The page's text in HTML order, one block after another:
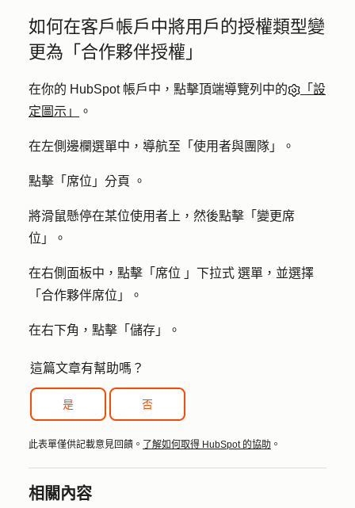
如何在客戶帳戶中將用戶的授權類型變
更為「合作夥伴授權」
在你的 HubSpot 帳戶中，點擊頂端導覽列中的
「設
定圖示」
。
在左側邊欄選單中，導航至「 使用者與團隊 」。
點擊「 席位」分頁 。
將滑鼠懸停在某位使用者上，然後點擊「 變更席
位 」。
在右側面板中，點擊「 席位 」 下拉式 選單，並選擇
「 合作夥伴席位 」。
在右下角，點擊「 儲存 」。
這篇文章有幫助嗎？
是 否
此表單僅供記載意見回饋。 了解如何取得 HubSpot 的協助 。
相關內容